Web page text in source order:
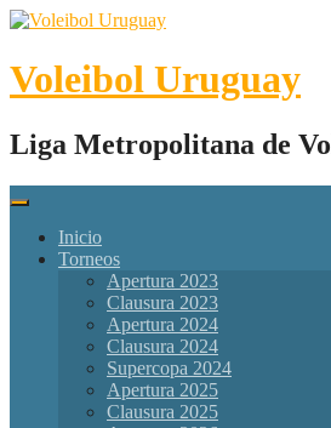
Skip
content
Voleibol Uruguay
Liga Metropolitana de
Inicio
Torneos
Apertura 2023
Clausura 2023
Apertura 2024
Clausura 2024
Supercopa 2024
Apertura 2025
Clausura 2025